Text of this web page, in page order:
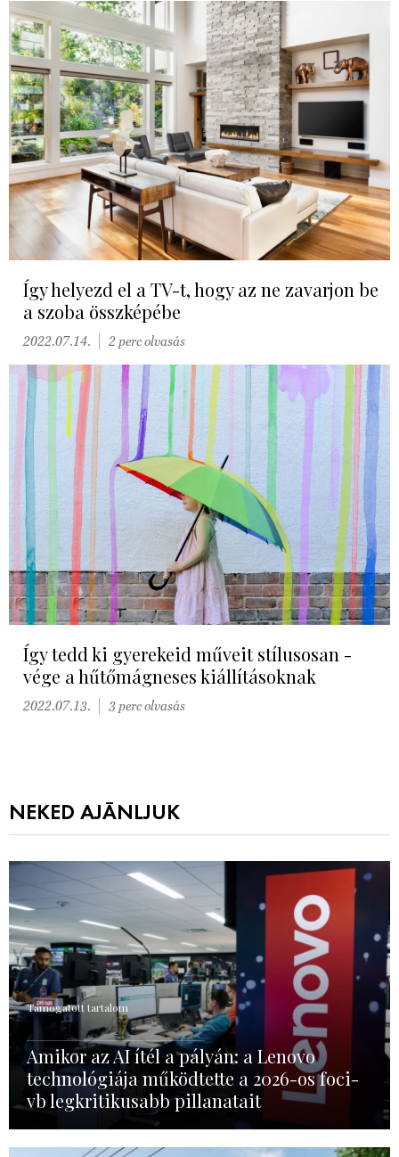
Így helyezd el a TV-t, hogy az ne zavarjon be
a szoba összképébe
2022.07.14. 2 perc olvasás
Így tedd ki gyerekeid műveit stílusosan -
vége a hűtőmágneses kiállításoknak
2022.07.13. 3 perc olvasás
NEKED AJÁNLJUK
Támogatott tartalom
Amikor az AI ítél a pályán: a Lenovo
technológiája működtette a 2026-os foci-
vb legkritikusabb pillanatait